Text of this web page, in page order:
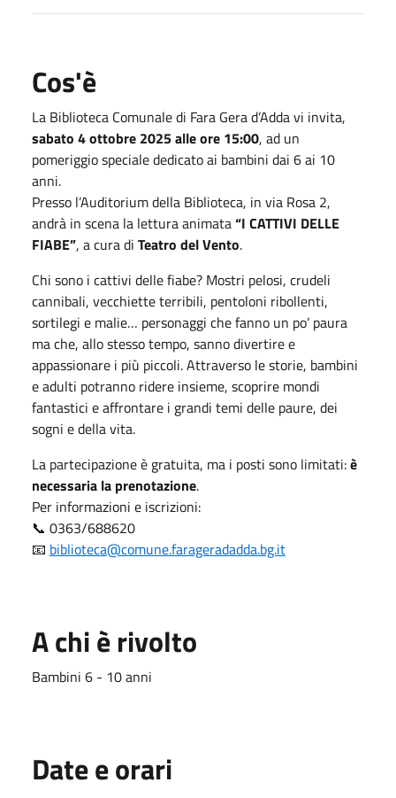
Cos'è
La Biblioteca Comunale di Fara Gera d’Adda vi invita,
sabato 4 ottobre 2025 alle ore 15:00, ad un
pomeriggio speciale dedicato ai bambini dai 6 ai 10
anni.
Presso l’Auditorium della Biblioteca, in via Rosa 2,
andrà in scena la lettura animata“I CATTIVI DELLE
FIABE”, a cura di Teatro del Vento.
Chi sono i cattivi delle fiabe? Mostri pelosi, crudeli
cannibali, vecchiette terribili, pentoloni ribollenti,
sortilegi e malie… personaggi che fanno un po’ paura
ma che, allo stesso tempo, sanno divertire e
appassionare i più piccoli. Attraverso le storie, bambini
e adulti potranno ridere insieme, scoprire mondi
fantastici e affrontare i grandi temi delle paure, dei
sogni e della vita.
La partecipazione è gratuita, ma i posti sono limitati:è
necessaria la prenotazione.
Per informazioni e iscrizioni:
📞 0363/688620
📧 biblioteca@comune.farageradadda.bg.it
A chi è rivolto
Bambini 6 - 10 anni
Date e orari